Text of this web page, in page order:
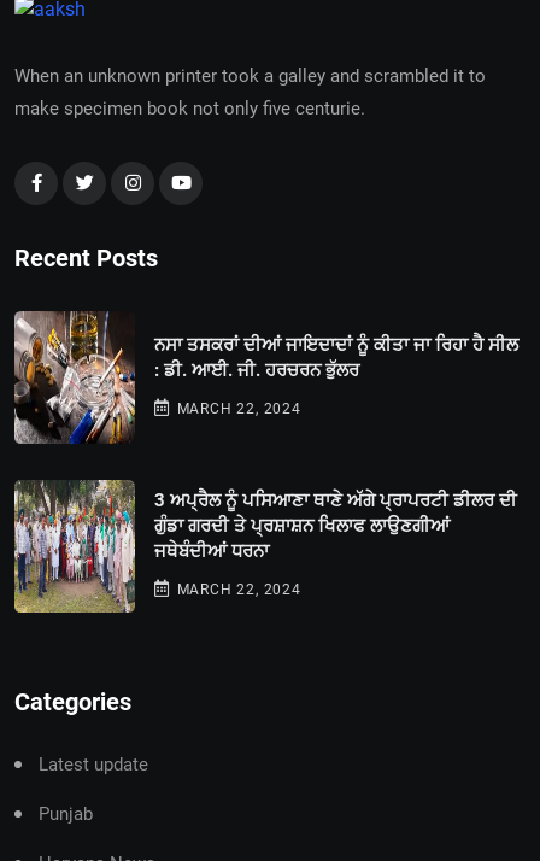
When an unknown printer took a galley and scrambled it to
make specimen book not only five centurie.
Recent Posts
ਨਸਾ ਤਸਕਰਾਂ ਦੀਆਂ ਜਾਇਦਾਦਾਂ ਨੂੰ ਕੀਤਾ ਜਾ ਰਿਹਾ ਹੈ ਸੀਲ
: ਡੀ. ਆਈ. ਜੀ. ਹਰਚਰਨ ਭੁੱਲਰ
MARCH 22, 2024
3 ਅਪ੍ਰੈਲ ਨੂੰ ਪਸਿਆਣਾ ਥਾਣੇ ਅੱਗੇ ਪ੍ਰਾਪਰਟੀ ਡੀਲਰ ਦੀ
ਗੁੰਡਾ ਗਰਦੀ ਤੇ ਪ੍ਰਸ਼ਾਸ਼ਨ ਖਿਲਾਫ ਲਾਉਣਗੀਆਂ
ਜਥੇਬੰਦੀਆਂ ਧਰਨਾ
MARCH 22, 2024
Categories
Latest update
Punjab